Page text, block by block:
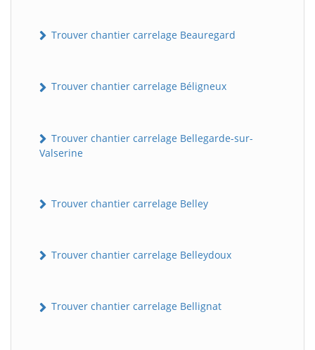
Trouver chantier carrelage Beauregard
Trouver chantier carrelage Béligneux
Trouver chantier carrelage Bellegarde-sur-
Valserine
Trouver chantier carrelage Belley
Trouver chantier carrelage Belleydoux
Trouver chantier carrelage Bellignat